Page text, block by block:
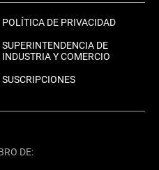
POLÍTICA DE PRIVACIDAD
SUPERINTENDENCIA DE
INDUSTRIA Y COMERCIO
SUSCRIPCIONES
DE: